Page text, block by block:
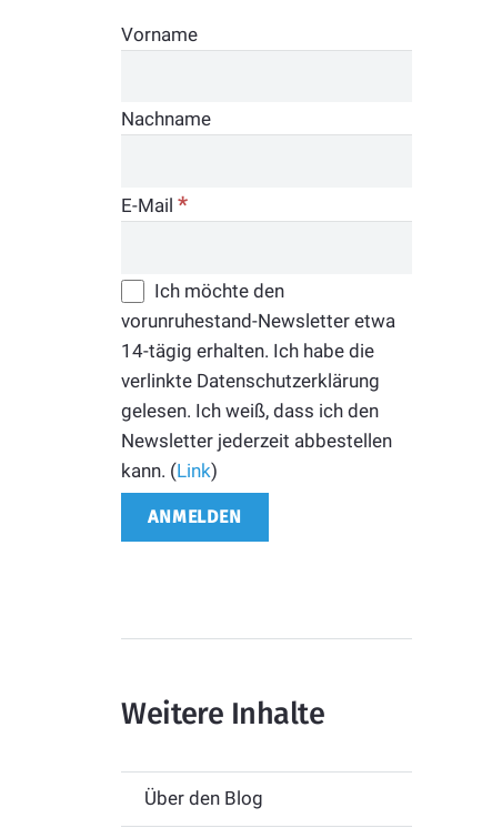
Vorname
Nachname
E-Mail*
Ich möchte den
vorunruhestand-Newsletter etwa
14-tägig erhalten. Ich habe die
verlinkte Datenschutzerklärung
gelesen. Ich weiß, dass ich den
Newsletter jederzeit abbestellen
kann. (Link)
Weitere Inhalte
Über den Blog